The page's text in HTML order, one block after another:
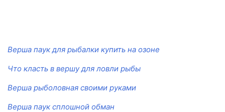
Верша паук для рыбалки купить на озоне
Что класть в вершу для ловли рыбы
Верша рыболовная своими руками
Верша паук сплошной обман